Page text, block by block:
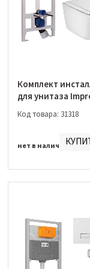
Комплект
для унитаза
Rimless + сидение
Код товара: 31318
нет в наличии